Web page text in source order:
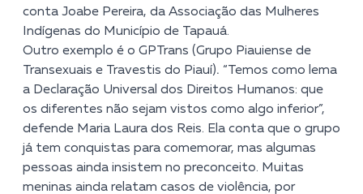
conta Joabe Pereira, da Associação das Mulheres
Indígenas do Município de Tapauá.
Outro exemplo é o GPTrans (Grupo Piauiense de
Transexuais e Travestis do Piauí). “Temos como lema
a Declaração Universal dos Direitos Humanos: que
os diferentes não sejam vistos como algo inferior”,
defende Maria Laura dos Reis. Ela conta que o grupo
já tem conquistas para comemorar, mas algumas
pessoas ainda insistem no preconceito. Muitas
meninas ainda relatam casos de violência, por